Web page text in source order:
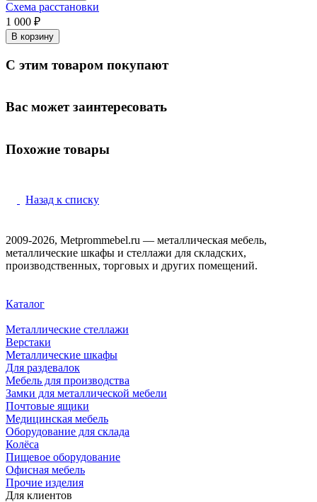
Схема расстановки
1 000 ₽
В корзину
С этим товаром покупают
Вас может заинтересовать
Похожие товары
Назад к списку
2009-2026, Metprommebel.ru — металлическая мебель,
металлические шкафы и стеллажи для складских,
производственных, торговых и других помещений.
Каталог
Металлические стеллажи
Верстаки
Металлические шкафы
Для раздевалок
Мебель для производства
Замки для металлической мебели
Почтовые ящики
Медицинская мебель
Оборудование для склада
Колёса
Пищевое оборудование
Офисная мебель
Прочие изделия
Для клиентов